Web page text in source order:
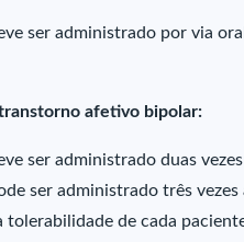
ser administrado por via
afetivo bipolar:
ser administrado duas
ser administrado três vezes
tolerabilidade de cada